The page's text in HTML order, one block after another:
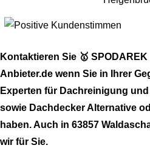
Kontaktieren Sie 🥇
Anbieter.de wenn Sie in Ihrer
Experten für Dachreinigung
sowie Dachdecker Alternative
haben. Auch in 63857
wir für Sie.